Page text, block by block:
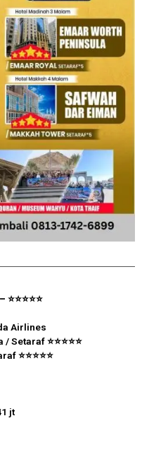
Airlines
/ Setaraf⭐️⭐️⭐️⭐️⭐️
⭐️⭐️⭐️⭐️⭐️
jt